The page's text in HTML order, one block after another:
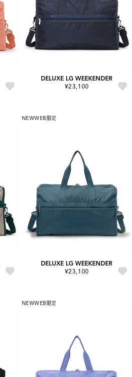
DELUXE LG WEEKENDER
¥23,100
NEWWEB限定
DELUXE LG WEEKENDER
¥23,100
NEWWEB限定